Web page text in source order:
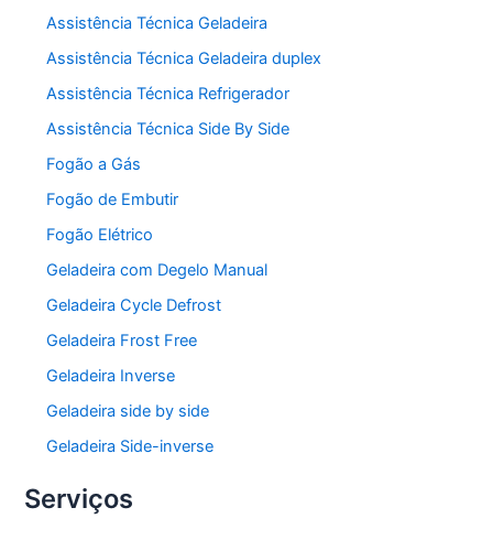
Assistência Técnica Geladeira
Assistência Técnica Geladeira duplex
Assistência Técnica Refrigerador
Assistência Técnica Side By Side
Fogão a Gás
Fogão de Embutir
Fogão Elétrico
Geladeira com Degelo Manual
Geladeira Cycle Defrost
Geladeira Frost Free
Geladeira Inverse
Geladeira side by side
Geladeira Side-inverse
Serviços